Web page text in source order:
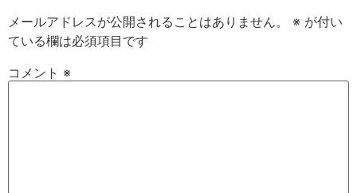
メールアドレスが公開されることはありません。 ※ が付い
ている欄は必須項目です
コメント ※